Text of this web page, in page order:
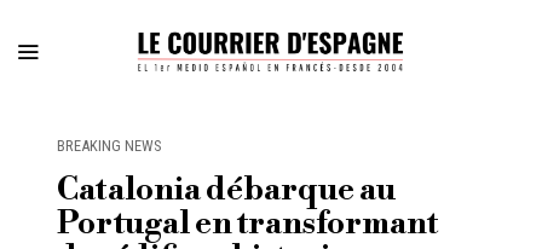
BREAKING NEWS
Catalonia débarque au
Portugal en transformant